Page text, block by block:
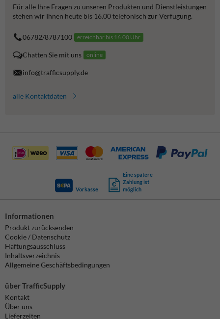
Für alle Ihre Fragen zu unseren Produkten und Dienstleistungen
stehen wir Ihnen heute bis 16.00 telefonisch zur Verfügung.
06782/8787100 erreichbar bis 16.00 Uhr
Chatten Sie mit uns online
info@trafficsupply.de
alle Kontaktdaten
Vorkasse
Eine spätere
Zahlung ist
möglich
Informationen
Produkt zurücksenden
Cookie / Datenschutz
Haftungsausschluss
Inhaltsverzeichnis
Allgemeine Geschäftsbedingungen
über TrafficSupply
Kontakt
Über uns
Lieferzeiten